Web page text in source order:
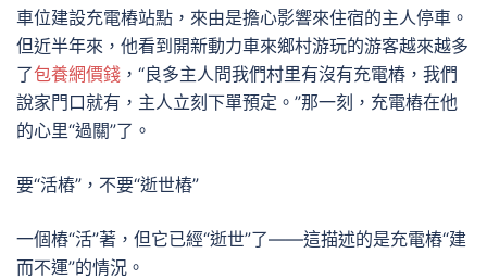
車位建設充電樁站點，來由是擔心影響來住宿的主人停車。
但近半年來，他看到開新動力車來鄉村游玩的游客越來越多
了包養網價錢 ，“良多主人問我們村里有沒有充電樁，我們
說家門口就有，主人立刻下單預定。”那一刻，充電樁在他
的心里“過關”了。
要“活樁”，不要“逝世樁”
一個樁“活”著，但它已經“逝世”了——這描述的是充電樁“建
而不運”的情況。